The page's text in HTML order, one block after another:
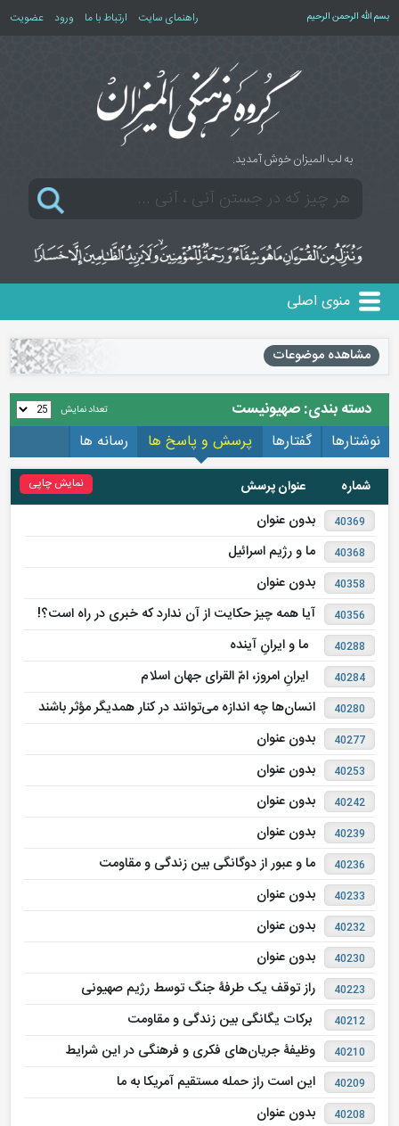
بسم الله الرحمن الرحیم راهنمای سایت ارتباط با ما ورود عضویت
به لب المیزان خوش آمدید.
منوی اصلی
مشاهده موضوعات
دسته بندی: صهیونیست تعداد نمایش
نوشتارها گفتارها پرسش و پاسخ ها رسانه ها
نمایش چاپی شماره عنوان پرسش
40369 بدون عنوان
40368 ما و رژیم اسرائیل
40358 بدون عنوان
40356 آیا همه چیز حکایت از آن ندارد که خبری در راه است؟!
40288 ما و ایرانِ آینده
40284 ایرانِ امروز، امّ القرای جهان اسلام
40280 انسان‌ها چه اندازه می‌توانند در کنار همدیگر مؤثر باشند
40277 بدون عنوان
40253 بدون عنوان
40242 بدون عنوان
40239 بدون عنوان
40236 ما و عبور از دوگانگی بین زندگی و مقاومت
40233 بدون عنوان
40232 بدون عنوان
40230 بدون عنوان
40223 راز توقف یک طرفۀ جنگ توسط رژیم صهیونی
40212 برکات یگانگی بین زندگی و مقاومت
40210 وظیفۀ جریان‌های فکری و فرهنگی در این شرایط
40209 این است راز حمله مستقیم آمریکا به ما
40208 بدون عنوان